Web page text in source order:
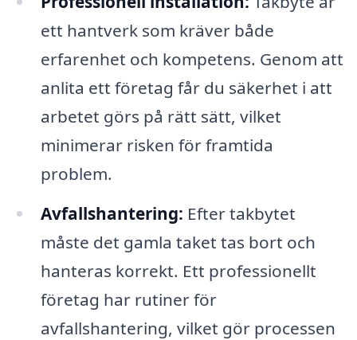
ett hantverk som kräver både
erfarenhet och kompetens. Genom att
anlita ett företag får du säkerhet i att
arbetet görs på rätt sätt, vilket
minimerar risken för framtida
problem.
Avfallshantering: Efter takbytet
måste det gamla taket tas bort och
hanteras korrekt. Ett professionellt
företag har rutiner för
avfallshantering, vilket gör processen